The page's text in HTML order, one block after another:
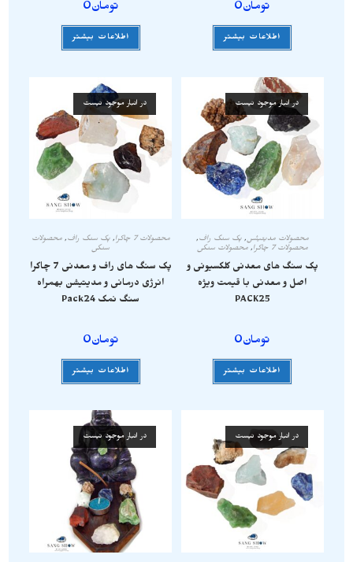
تومان0
اطلاعات بیشتر
تومان0
اطلاعات بیشتر
در انبار موجود نیست
محصولات مدیتیشن,پک سنگ راف,
محصولات 7 چاکرا
,محصولات سنگی
پک سنگ های معدنی کلکسیونی و
اصل و معدنی با قیمت ویژه
PACK25
تومان0
اطلاعات بیشتر
در انبار موجود نیست
محصولات 7 چاکرا ,پک سنگ راف,محصولات
سنگی
پک سنگ های راف و معدنی 7 چاکرا
انرژی درمانی و مدیتیشن بهمراه
سنگ نمک Pack24
تومان0
اطلاعات بیشتر
در انبار موجود نیست در انبار موجود نیست